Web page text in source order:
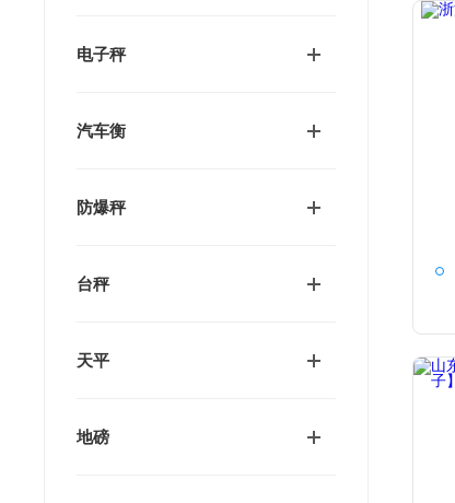
电子秤
汽车衡
防爆秤
台秤
天平
地磅